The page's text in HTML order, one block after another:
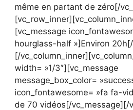
même en partant de zéro[/
[vc_message
hourglass-half »]Environ
[/
width= »1/3″][vc_message
message_box_color=
icon_fontawesome= »fa fa-
de 70 vidéos[/vc_message][/